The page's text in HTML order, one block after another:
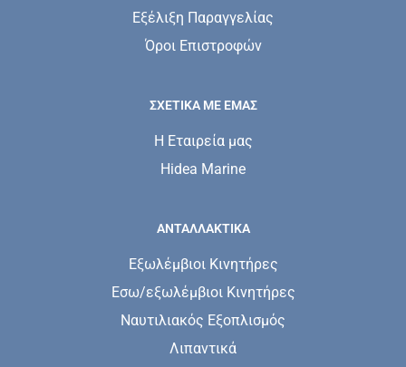
Εξέλιξη Παραγγελίας
Όροι Επιστροφών
ΣΧΕΤΙΚΆ ΜΕ ΕΜΆΣ
Η Εταιρεία μας
Hidea Marine
ΑΝΤΑΛΛΑΚΤΙΚΑ
Εξωλέμβιοι Κινητήρες
Εσω/εξωλέμβιοι Κινητήρες
Ναυτιλιακός Εξοπλισμός
Λιπαντικά